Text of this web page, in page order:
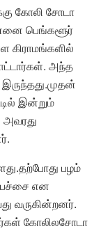
கோலி சோடா
பெங்களூர்
கிராமங்களில்
அந்த
இன்றும்
பழம்
பச்சை என
வருகின்றனர்.
கோலிலசோடா